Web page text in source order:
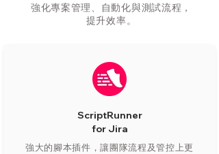
強化專案管理、自動化與測試流程，
提升效率。
ScriptRunner
for Jira​
強大的腳本插件，讓團隊流程及管控上更